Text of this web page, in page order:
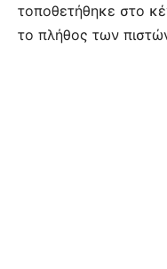
τοποθετήθηκε στο
το πλήθος των